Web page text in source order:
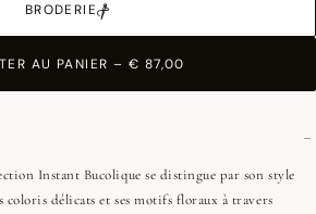
BRODERIE
AU PANIER – € 87,00
Instant Bucolique se distingue par son style
coloris délicats et ses motifs floraux à travers